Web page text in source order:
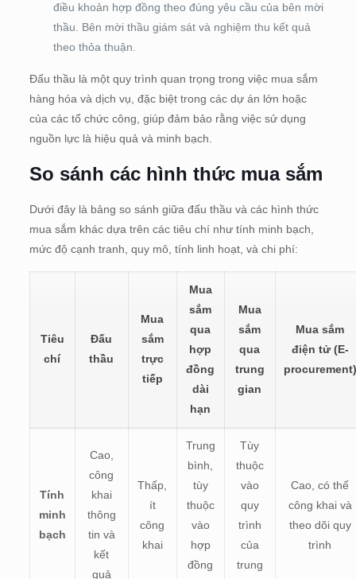
điều khoản hợp đồng theo đúng yêu cầu của bên mời
thầu. Bên mời thầu giám sát và nghiệm thu kết quả
theo thỏa thuận.
Đấu thầu là một quy trình quan trọng trong việc mua sắm
hàng hóa và dịch vụ, đặc biệt trong các dự án lớn hoặc
của các tổ chức công, giúp đảm bảo rằng việc sử dụng
nguồn lực là hiệu quả và minh bạch.
So sánh các hình thức mua sắm
Dưới đây là bảng so sánh giữa đấu thầu và các hình thức
mua sắm khác dựa trên các tiêu chí như tính minh bạch,
mức độ cạnh tranh, quy mô, tính linh hoạt, và chi phí:
Tiêu
chí
Đấu
thầu
Mua
sắm
trực
tiếp
Mua
sắm
qua
hợp
đồng
dài
hạn
Mua
sắm
qua
trung
gian
Mua sắm
điện tử (E-
procurement)
Tính
minh
bạch
Cao,
công
khai
thông
tin và
kết
quả
Thấp,
ít
công
khai
Trung
bình,
tùy
thuộc
vào
hợp
đồng
Tùy
thuộc
vào
quy
trình
của
trung
Cao, có thể
công khai và
theo dõi quy
trình